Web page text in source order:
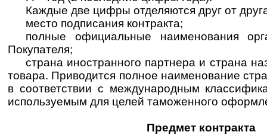
Каждые две цифры отделяются друг от
место подписания контракта;
полные официальные наименования
Покупателя;
страна иностранного партнера и страна
товара. Приводится полное наименование
в соответствии с международным
используемым для целей таможенного
Предмет контракта